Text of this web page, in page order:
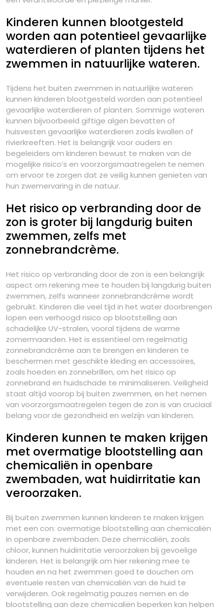
Kinderen kunnen blootgesteld
worden aan potentieel gevaarlijke
waterdieren of planten tijdens het
zwemmen in natuurlijke wateren.
Tijdens het buiten zwemmen in natuurlijke wateren
kunnen kinderen blootgesteld worden aan potentieel
gevaarlijke waterdieren of planten. Sommige wateren
kunnen bijvoorbeeld giftige algen bevatten of
huisvesten gevaarlijke waterdieren zoals kwallen of
rivierkreeften. Het is belangrijk voor ouders en
begeleiders om kinderen bewust te maken van de
mogelijke risico’s en voorzorgsmaatregelen te nemen
om ervoor te zorgen dat ze veilig kunnen genieten van
hun zwemervaring in de natuur.
Het risico op verbranding door de
zon is groter bij langdurig buiten
zwemmen, zelfs met
zonnebrandcrème.
Het risico op verbranding door de zon is een belangrijk
aspect om rekening mee te houden bij langdurig buiten
zwemmen, zelfs wanneer zonnebrandcrème wordt
gebruikt. Kinderen die veel tijd in het water doorbrengen
lopen een verhoogd risico op blootstelling aan
schadelijke UV-stralen, vooral tijdens de warme
zomermaanden. Het is essentieel om regelmatig
zonnebrandcrème aan te brengen en kinderen te
beschermen met geschikte kleding en accessoires,
zoals hoeden en zonnebrillen, om het risico op
zonnebrand en huidschade te minimaliseren. Veiligheid
staat altijd voorop bij buiten zwemmen, en het nemen
van voorzorgsmaatregelen tegen de zon is van cruciaal
belang voor de gezondheid en welzijn van kinderen.
Kinderen kunnen te maken krijgen
met overmatige blootstelling aan
chemicaliën in openbare
zwembaden, wat huidirritatie kan
veroorzaken.
Bij buiten zwemmen kunnen kinderen te maken krijgen
met een con: overmatige blootstelling aan chemicaliën
in openbare zwembaden. Deze chemicaliën, zoals
chloor, kunnen huidirritatie veroorzaken bij gevoelige
kinderen. Het is belangrijk om hier rekening mee te
houden en na het zwemmen goed te douchen om
eventuele resten van chemicaliën van de huid te
verwijderen. Ook regelmatig pauzes nemen en de
blootstelling aan deze chemicaliën beperken kan helpen